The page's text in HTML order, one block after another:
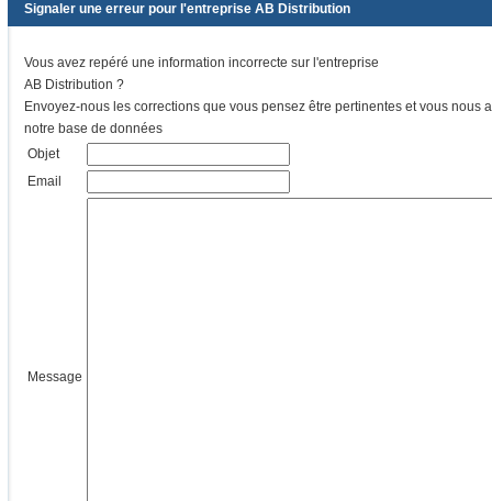
Signaler une erreur pour l'entreprise AB Distribution
Vous avez repéré une information incorrecte sur l'entreprise
AB Distribution ?
Envoyez-nous les corrections que vous pensez être pertinentes et vous nous
notre base de données
Objet
Email
Message